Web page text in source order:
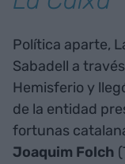
Política aparte,
Sabadell a
Hemisferio y
de la entidad
fortunas
Joaquim Folch